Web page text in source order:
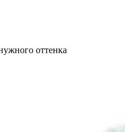
оттенка